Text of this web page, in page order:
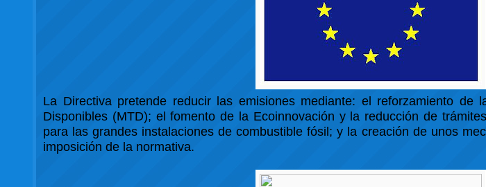
La Directiva pretende reducir las emisiones mediante: el reforzamiento de
Disponibles (MTD); el fomento de la Ecoinnovación y la reducción de
para las grandes instalaciones de combustible fósil; y la creación de unos
imposición de la normativa.